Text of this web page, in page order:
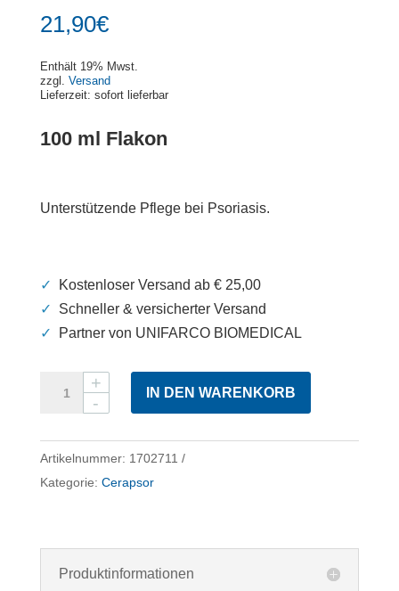
21,90€
Enthält 19% Mwst.
zzgl. Versand
Lieferzeit: sofort lieferbar
100 ml Flakon
Unterstützende Pflege bei Psoriasis.
✓
Kostenloser Versand ab € 25,00
✓
Schneller & versicherter Versand
✓
Partner von UNIFARCO BIOMEDICAL
Ceramol
Menge
IN DEN WARENKORB
Artikelnummer: 1702711
Kategorie: Cerapsor
Produktinformationen